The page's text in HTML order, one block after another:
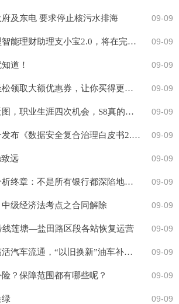
09-09
及东电 要求停止核污水排海
09-09
蚂蚁财富发布大模型智能理财助理支小宝2.0，将在完成备案后上线
09-09
道！
09-09
拼多多购物攻略：轻松领取大额优惠券，让你买得更爽！
09-09
Uzi距离S赛冠军最近图，职业生涯四次机会，S8真的意难平
09-09
外滩大会多机构联合发布《数据安全复合治理白皮书2.0》
09-09
远
09-09
银行与房地产贷款分析终章：不是所有银行都深陷地产泥潭
09-09
中级经济法考点之合同解除
09-09
线莲塘—盐田路区段各站恢复运营
09-09
上海出台九条措施搞活汽车流通，“以旧换新”油车补贴2800元
09-09
？保障范围都有哪些呢？
09-09
绿